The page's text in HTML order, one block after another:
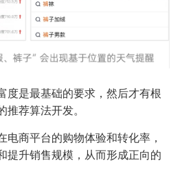
度是最基础的要求，然后才有根
推荐算法开发。
电商平台的购物体验和转化率，
提升销售规模，从而形成正向的